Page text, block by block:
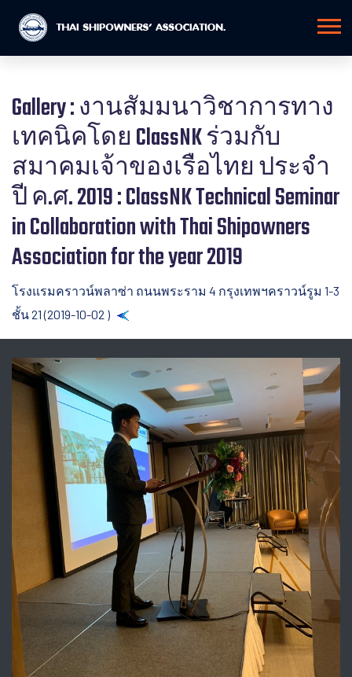
Gallery : งานสัมมนาวิชาการทาง
เทคนิคโดย ClassNK ร่วมกับ
สมาคมเจ้าของเรือไทย ประจำ
ปี ค.ศ. 2019 : ClassNK Technical Seminar
in Collaboration with Thai Shipowners
Association for the year 2019
โรงแรมคราวน์พลาซ่า ถนนพระราม 4 กรุงเทพฯคราวน์รูม 1-3
ชั้น 21 (2019-10-02 )